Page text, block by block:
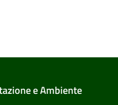
e Ambiente